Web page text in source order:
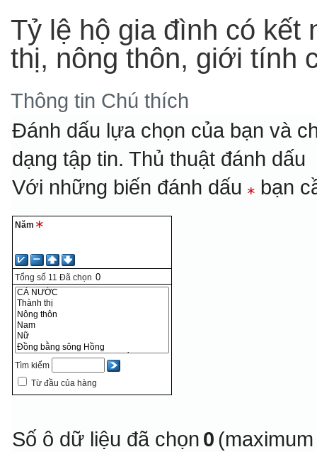
Tỷ lệ hộ gia đình có kết
thị, nông thôn, giới tính
Thông tin Chú thích
Đánh dấu lựa chọn của bạn và
dạng tập tin.Thủ thuật đánh dấu
Với những biến đánh dấu bạn
Năm
Tổng số 11 Đã chọn
Tìm kiếm
Từ đầu của hàng
Số ô dữ liệu đã chọn 0